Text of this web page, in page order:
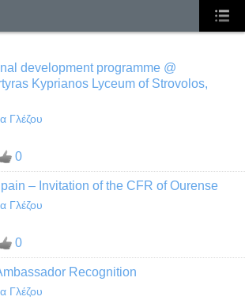
development programme @
Kyprianos Lyceum of Strovolos,
Γλέζου
0
– Invitation of the CFR of Ourense
Γλέζου
0
Recognition
Γλέζου